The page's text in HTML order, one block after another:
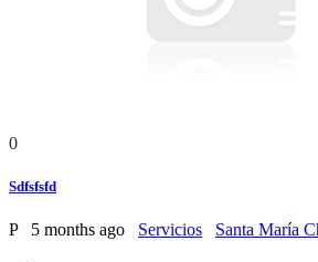
0
Sdfsfsfd
P 5 months ago Servicios Santa María